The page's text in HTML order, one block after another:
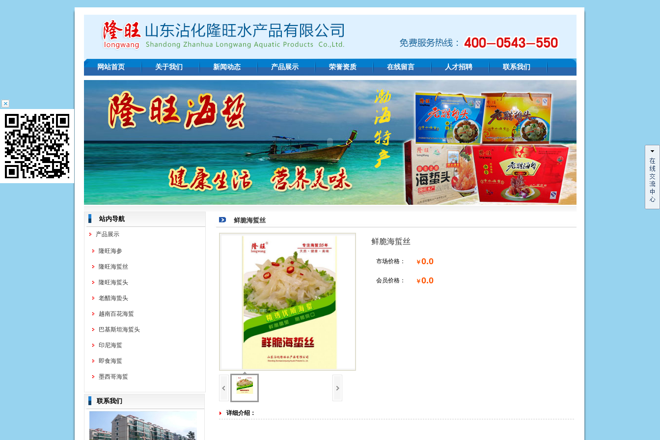
网站首页 关于我们 新闻动态 产品展示 荣誉资质 在线留言 人才招聘 联系我们
站内导航
产品展示
隆旺海参
隆旺海蜇丝
隆旺海蜇头
老醋海蛰头
越南百花海蜇
巴基斯坦海蜇头
印尼海蜇
即食海蜇
墨西哥海蜇
联系我们
鲜脆海蜇丝
鲜脆海蜇丝
市场价格： ￥0.0
会员价格： ￥0.0
详细介绍：